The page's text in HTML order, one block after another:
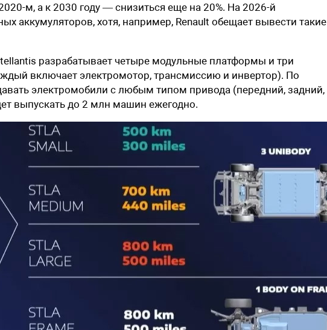
м, а к 2030 году — снизиться еще на 20%. На 2026-й
аккумуляторов, хотя, например, Renault обещает вывести такие
разрабатывает четыре модульные платформы и три
включает электромотор, трансмиссию и инвертор). По
электромобили с любым типом привода (передний, задний,
выпускать до 2 млн машин ежегодно.